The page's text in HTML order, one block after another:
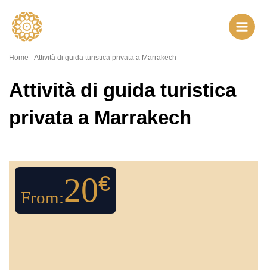
contenuto
Home -Attività di guida turistica privata a Marrakech
Attività di guida turistica
privata a Marrakech
From:20€